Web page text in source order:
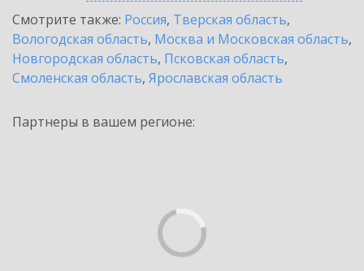
Смотрите также: Россия, Тверская область,
Вологодская область, Москва и Московская область,
Новгородская область, Псковская область,
Смоленская область, Ярославская область
Партнеры в вашем регионе: